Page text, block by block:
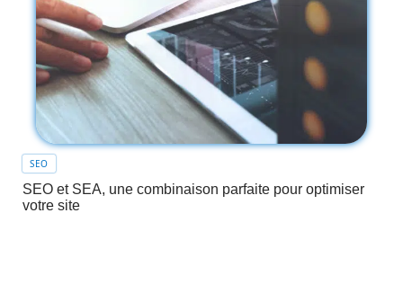
SEO
SEO et SEA, une combinaison parfaite pour optimiser
votre site